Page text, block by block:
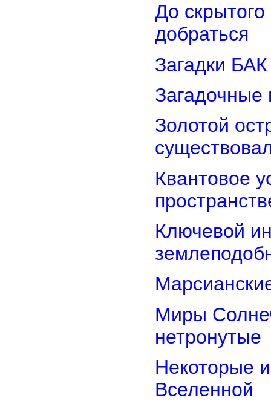
До
добраться
Загадки
Загадочные
Золотой
Квантовое
Ключевой
Миры
нетронутые
Некоторые
Вселенной